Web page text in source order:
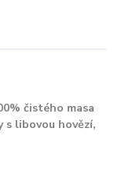
čistého masa
s libovou hovězí,